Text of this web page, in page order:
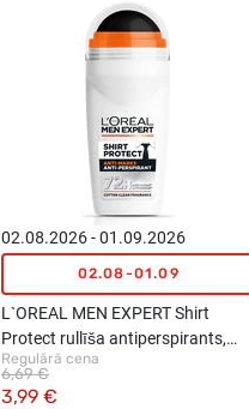
02.08.2026 - 01.09.2026
02.08-01.09
L`OREAL MEN EXPERT Shirt
Protect rullīša antiperspirants,
50ml
Regulārā cena
3,99 €
6,69 €